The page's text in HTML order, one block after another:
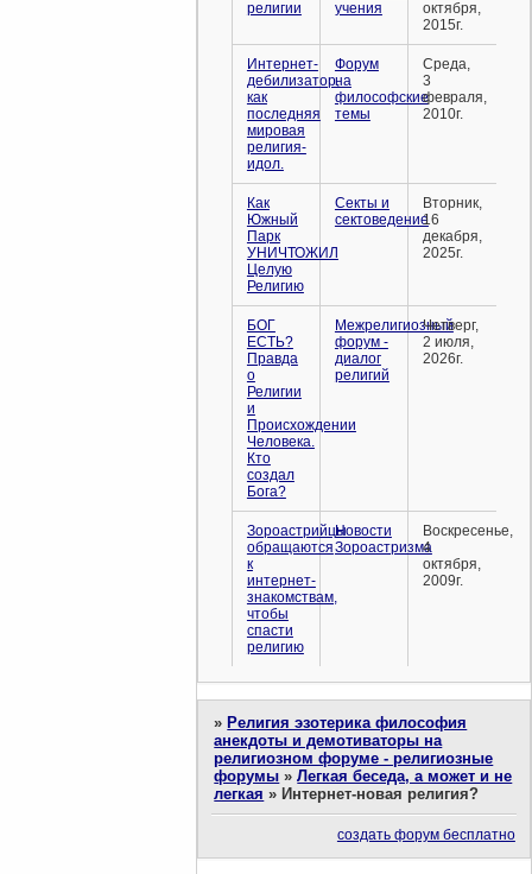
религии
учения
октября,
2015г.
Интернет-
дебилизатор,
как
последняя
мировая
религия-
идол.
Форум
на
философские
темы
Среда,
3
февраля,
2010г.
Как
Южный
Парк
УНИЧТОЖИЛ
Целую
Религию
Секты и
сектоведение
Вторник,
16
декабря,
2025г.
БОГ
ЕСТЬ?
Правда
о
Религии
и
Происхождении
Человека.
Кто
создал
Бога?
Межрелигиозный
форум -
диалог
религий
Четверг,
2 июля,
2026г.
Зороастрийцы
обращаются
к
интернет-
знакомствам,
чтобы
спасти
религию
Новости
Зороастризма
Воскресенье,
4
октября,
2009г.
» Религия эзотерика философия
анекдоты и демотиваторы на
религиозном форуме - религиозные
форумы »Легкая беседа, а может и не
легкая » Интернет-новая религия?
создать форум бесплатно